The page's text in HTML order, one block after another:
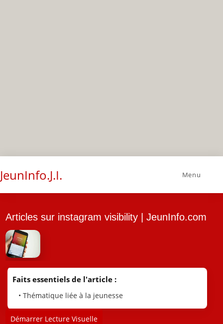
JeunInfo.J.I. Menu
Articles sur instagram visibility | JeunInfo.com
Faits essentiels de l'article :
• Thématique liée à la jeunesse
Démarrer Lecture Visuelle